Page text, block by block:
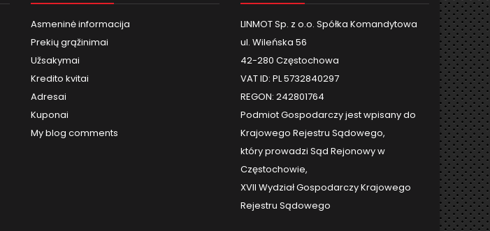
Asmeninė informacija
Prekių grąžinimai
Užsakymai
Kredito kvitai
Adresai
Kuponai
My blog comments
LINMOT Sp. z o.o. Spółka Komandytowa
ul. Wileńska 56
42-280 Częstochowa
VAT ID: PL 5732840297
REGON: 242801764
Podmiot Gospodarczy jest wpisany do
Krajowego Rejestru Sądowego,
który prowadzi Sąd Rejonowy w
Częstochowie,
XVII Wydział Gospodarczy Krajowego
Rejestru Sądowego